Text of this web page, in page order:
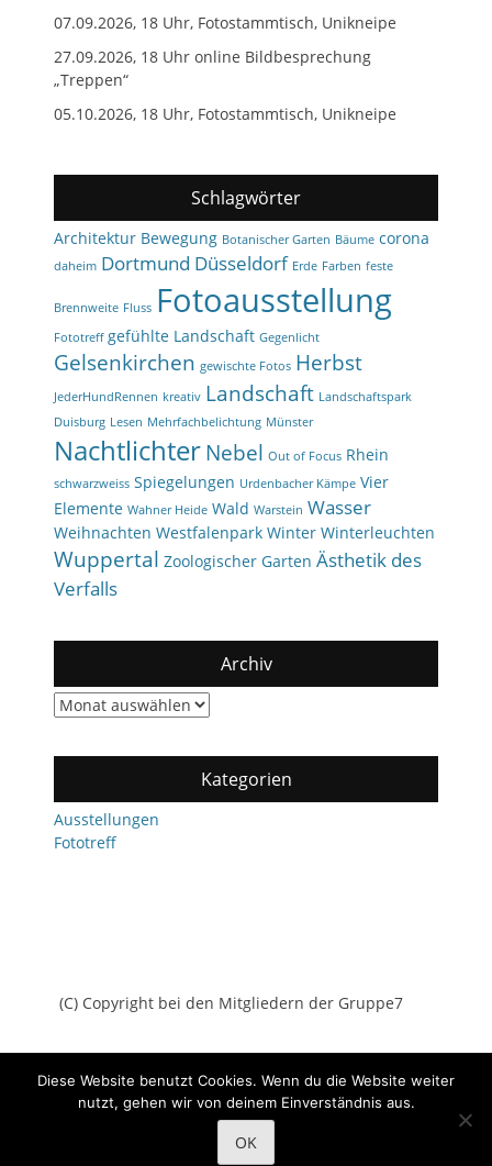
07.09.2026, 18 Uhr, Fotostammtisch, Unikneipe
27.09.2026, 18 Uhr online Bildbesprechung
„Treppen“
05.10.2026, 18 Uhr, Fotostammtisch, Unikneipe
Schlagwörter
Architektur Bewegung Botanischer Garten Bäume corona
daheim Dortmund Düsseldorf Erde Farben feste
Brennweite Fluss Fotoausstellung
Fototreff gefühlte Landschaft Gegenlicht
Gelsenkirchen gewischte Fotos Herbst
JederHundRennen kreativ Landschaft Landschaftspark
Duisburg Lesen Mehrfachbelichtung Münster
NachtlichterNebel Out of Focus Rhein
schwarzweiss Spiegelungen Urdenbacher Kämpe Vier
Elemente Wahner Heide Wald Warstein Wasser
Weihnachten Westfalenpark Winter Winterleuchten
Wuppertal Zoologischer Garten Ästhetik des
Verfalls
Archiv
Archiv
Kategorien
Ausstellungen
Fototreff
(C) Copyright bei den Mitgliedern der Gruppe7
Gruppe7All Rights Reserved.
Catch Adaptive von
Diese Website benutzt Cookies. Wenn du die Website weiter
nutzt, gehen wir von deinem Einverständnis aus.
OK